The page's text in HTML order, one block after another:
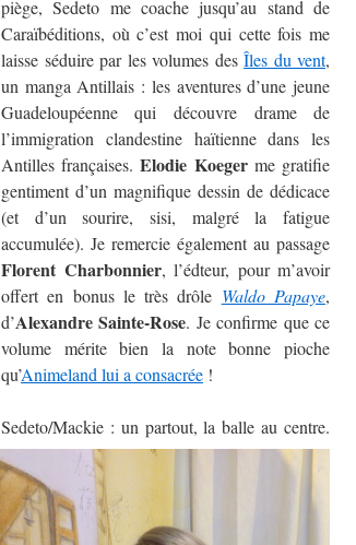
piège, Sedeto me coache jusqu’au stand de
Caraïbéditions, où c’est moi qui cette fois me
laisse séduire par les volumes des Îles du vent,
un manga Antillais : les aventures d’une jeune
Guadeloupéenne qui découvre drame de
l’immigration clandestine haïtienne dans les
Antilles françaises.Elodie Koegerme gratifie
gentiment d’un magnifique dessin de dédicace
(et d’un sourire, sisi, malgré la fatigue
accumulée). Je remercie également au passage
Florent Charbonnier, l’édteur, pour m’avoir
offert en bonus le très drôle Waldo Papaye,
d’Alexandre Sainte-Rose. Je confirme que ce
volume mérite bien la note bonne pioche
qu’Animeland lui a consacrée !
Sedeto/Mackie : un partout, la balle au centre.